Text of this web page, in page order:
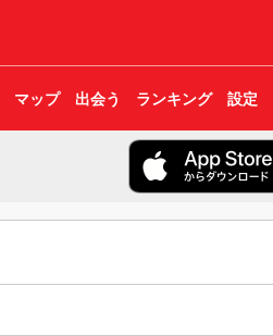
マップ 出会う ランキング 設定